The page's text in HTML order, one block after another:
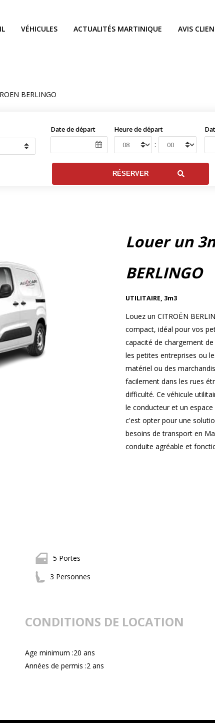
VÉHICULES ACTUALITÉS MARTINIQUE AVIS
BERLINGO
Date de départ Heure de départ
:
Louer un
BERLINGO
UTILITAIRE, 3m3
Louez un CITROËN
compact, idéal pour vos
capacité de chargement
les petites entreprises ou
matériel ou des
facilement dans les rues
difficulté. Ce véhicule
le conducteur et un espace
c'est opter pour une
besoins de transport en
conduite agréable et
5 Portes
3 Personnes
CONDITIONS DE LOCATION
Age minimum :20 ans
Années de permis :2 ans